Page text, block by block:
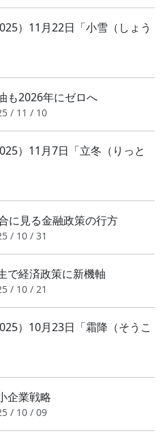
）11月22日「小雪（しょう
も2026年にゼロへ
/ 11 / 10
）11月7日「立冬（りっと
に見る金融政策の行方
/ 10 / 31
で経済政策に新機軸
/ 10 / 21
）10月23日「霜降（そうこ
企業戦略
/ 10 / 09